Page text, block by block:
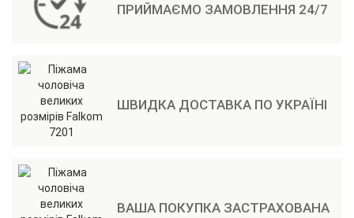
ПРИЙМАЄМО ЗАМОВЛЕННЯ 24/7
ШВИДКА ДОСТАВКА ПО УКРАЇНІ
ВАША ПОКУПКА ЗАСТРАХОВАНА